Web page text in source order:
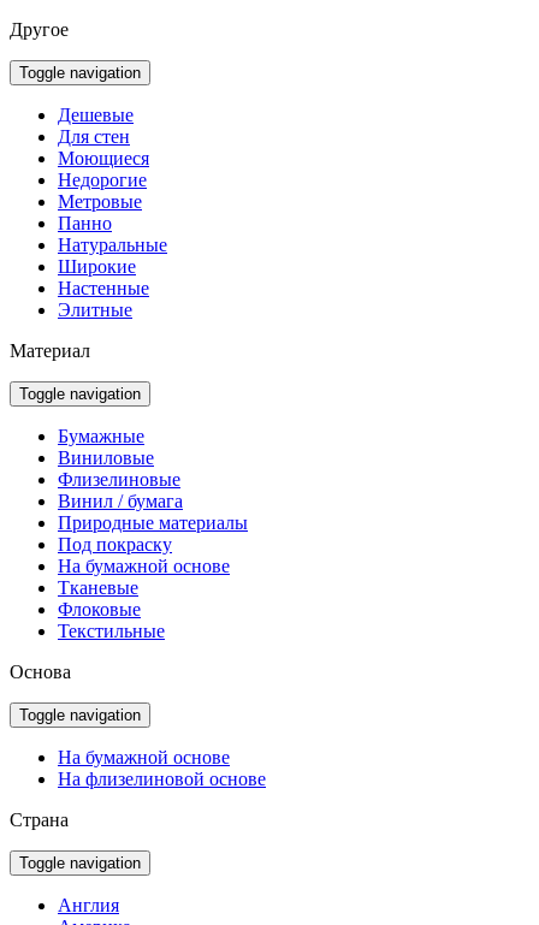
Другое
Toggle navigation
Дешевые
Для стен
Моющиеся
Недорогие
Метровые
Панно
Натуральные
Широкие
Настенные
Элитные
Материал
Toggle navigation
Бумажные
Виниловые
Флизелиновые
Винил / бумага
Природные материалы
Под покраску
На бумажной основе
Тканевые
Флоковые
Текстильные
Основа
Toggle navigation
На бумажной основе
На флизелиновой основе
Страна
Toggle navigation
Англия